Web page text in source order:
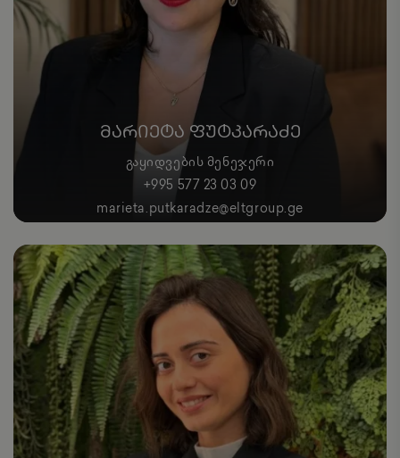
ᲛᲐᲠᲘᲔᲢᲐ ᲤᲣᲢᲙᲐᲠᲐᲫᲔ
ᲒᲐᲧᲘᲓᲕᲔᲑᲘᲡ ᲛᲔᲜᲔᲯᲔᲠᲘ
+995 577 23 03 09
marieta.putkaradze@eltgroup.ge